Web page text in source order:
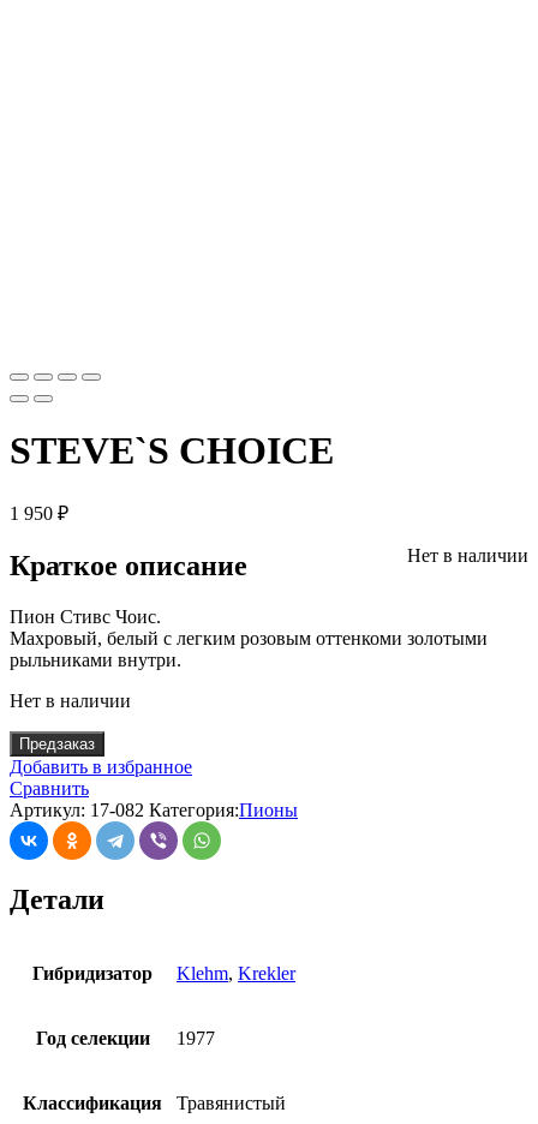
STEVE`S CHOICE
1 950 ₽
Нет в наличии
Краткое описание
Пион Стивс Чоис.
Махровый, белый с легким розовым оттенкоми золотыми
рыльниками внутри.
Нет в наличии
Предзаказ
Добавить в избранное
Сравнить
Артикул: 17-082 Категория:Пионы
Детали
Гибридизатор Klehm, Krekler
Год селекции 1977
Классификация Травянистый